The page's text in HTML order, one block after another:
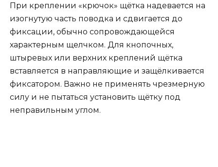
При креплении «крючок» щётка надевается на
изогнутую часть поводка и сдвигается до
фиксации, обычно сопровождающейся
характерным щелчком. Для кнопочных,
штыревых или верхних креплений щётка
вставляется в направляющие и защёлкивается
фиксатором. Важно не применять чрезмерную
силу и не пытаться установить щётку под
неправильным углом.